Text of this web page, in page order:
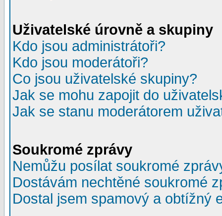
Uživatelské úrovně a skupiny
Kdo jsou administrátoři?
Kdo jsou moderátoři?
Co jsou uživatelské skupiny?
Jak se mohu zapojit do
Jak se stanu moderátorem
Soukromé zprávy
Nemůžu posílat soukromé
Dostávám nechtěné soukromé
Dostal jsem spamový a obtížný